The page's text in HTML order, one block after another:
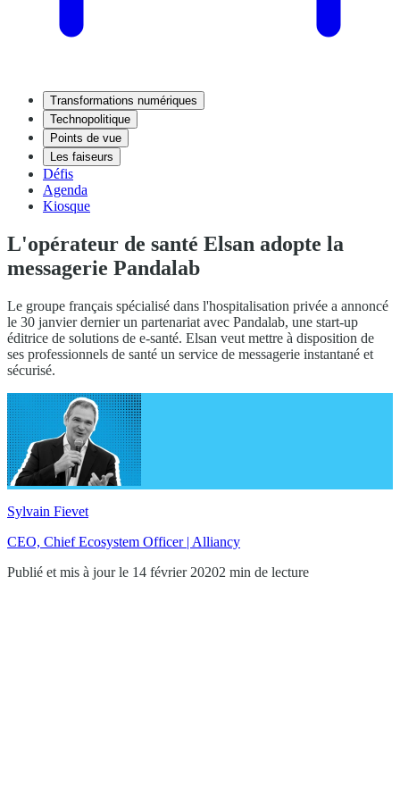
Transformations numériques
Technopolitique
Points de vue
Les faiseurs
Défis
Agenda
Kiosque
L'opérateur de santé Elsan adopte la
messagerie Pandalab
Le groupe français spécialisé dans l'hospitalisation privée a annoncé
le 30 janvier dernier un partenariat avec Pandalab, une start-up
éditrice de solutions de e-santé. Elsan veut mettre à disposition de
ses professionnels de santé un service de messagerie instantané et
sécurisé.
Sylvain Fievet
CEO, Chief Ecosystem Officer | Alliancy
Publié et mis à jour le 14 février 20202 min de lecture